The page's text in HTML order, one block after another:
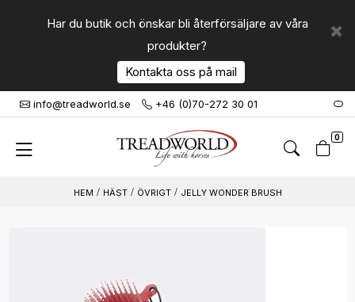
Har du butik och önskar bli återförsäljare av våra
produkter?
Kontakta oss på mail
info@treadworld.se +46 (0)70-272 30 01
0
HÄST ÖVRIGT JELLY WONDER BRUSH